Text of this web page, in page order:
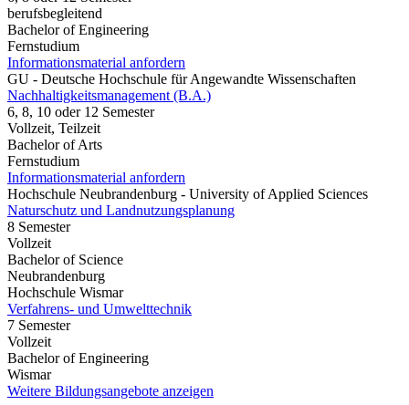
berufsbegleitend
Bachelor of Engineering
Fernstudium
Informationsmaterial anfordern
GU - Deutsche Hochschule für Angewandte Wissenschaften
Nachhaltigkeitsmanagement (B.A.)
6, 8, 10 oder 12 Semester
Vollzeit, Teilzeit
Bachelor of Arts
Fernstudium
Informationsmaterial anfordern
Hochschule Neubrandenburg - University of Applied Sciences
Naturschutz und Landnutzungsplanung
8 Semester
Vollzeit
Bachelor of Science
Neubrandenburg
Hochschule Wismar
Verfahrens- und Umwelttechnik
7 Semester
Vollzeit
Bachelor of Engineering
Wismar
Weitere Bildungsangebote anzeigen